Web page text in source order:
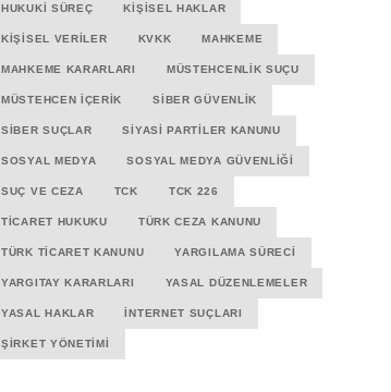
HUKUKI SÜREÇ KIŞISEL HAKLAR
KIŞISEL VERILER KVKK MAHKEME
MAHKEME KARARLARI MÜSTEHCENLIK SUÇU
MÜSTEHCEN İÇERIK SIBER GÜVENLIK
SIBER SUÇLAR SIYASI PARTILER KANUNU
SOSYAL MEDYA SOSYAL MEDYA GÜVENLIĞI
SUÇ VE CEZA TCK TCK 226
TICARET HUKUKU TÜRK CEZA KANUNU
TÜRK TICARET KANUNU YARGILAMA SÜRECI
YARGITAY KARARLARI YASAL DÜZENLEMELER
YASAL HAKLAR İNTERNET SUÇLARI
ŞIRKET YÖNETIMI